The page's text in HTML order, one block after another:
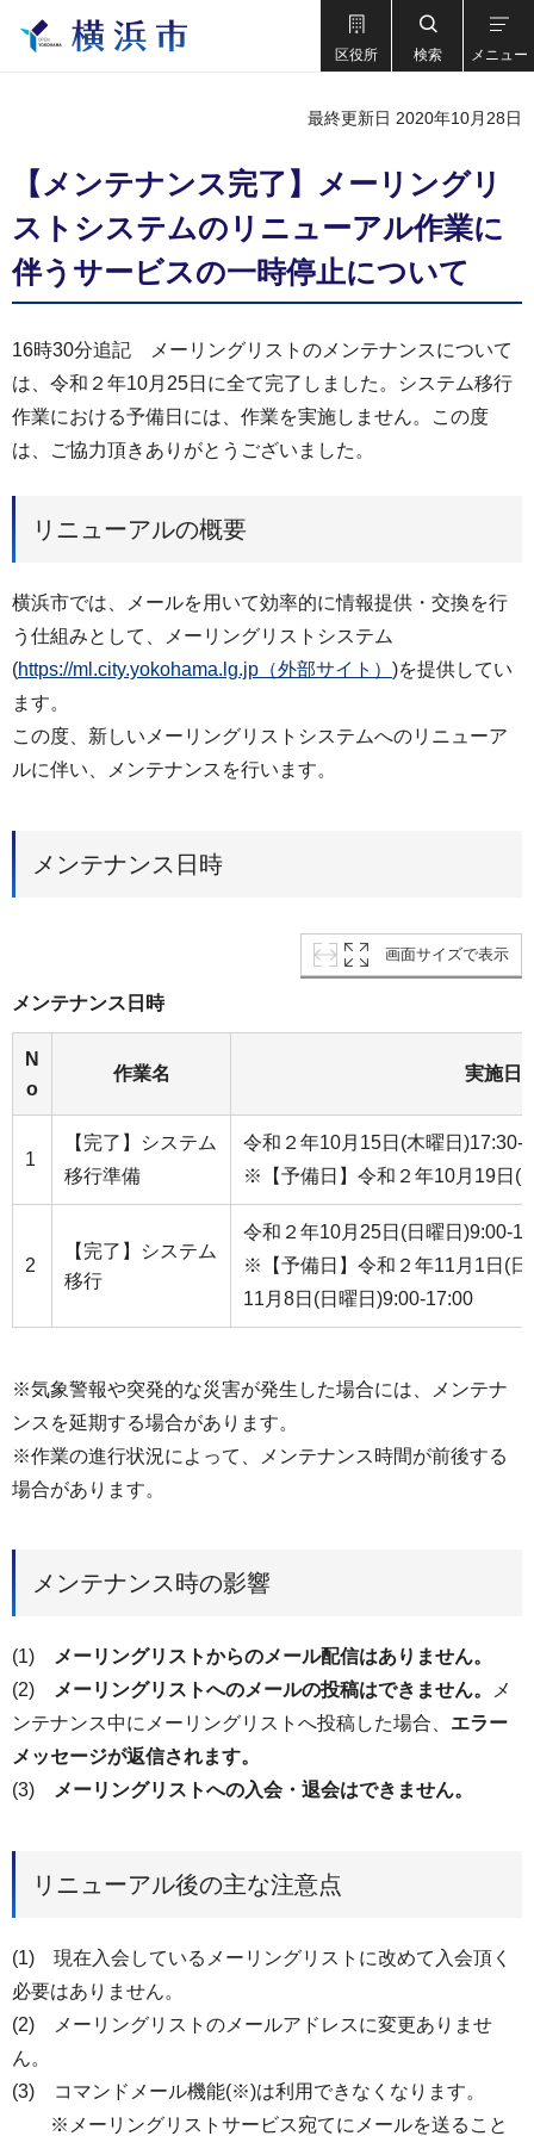
区役所 検索 メニュー
最終更新日 2020年10月28日
【メンテナンス完了】メーリングリ
ストシステムのリニューアル作業に
伴うサービスの一時停止について
16時30分追記 メーリングリストのメンテナンスについて
は、令和２年10月25日に全て完了しました。システム移行
作業における予備日には、作業を実施しません。この度
は、ご協力頂きありがとうございました。
リニューアルの概要
横浜市では、メールを用いて効率的に情報提供・交換を行
う仕組みとして、メーリングリストシステム
(https://ml.city.yokohama.lg.jp（外部サイト） )を提供してい
ます。
この度、新しいメーリングリストシステムへのリニューア
ルに伴い、メンテナンスを行います。
メンテナンス日時
画面サイズで表示
メンテナンス日時
N
o
作業名 実施日
1
【完了】システム
移行準備
令和２年10月15日(木曜日)17:30-
※【予備日】令和２年10月19日(
2
【完了】システム
移行
令和２年10月25日(日曜日)9:00-
※【予備日】令和２年11月1日(
11月8日(日曜日)9:00-17:00
※気象警報や突発的な災害が発生した場合には、メンテナ
ンスを延期する場合があります。
※作業の進行状況によって、メンテナンス時間が前後する
場合があります。
メンテナンス時の影響
(1)
メーリングリストからのメール配信はありません。
(2) メーリングリストへのメールの投稿はできません。
メ
ンテナンス中にメーリングリストへ投稿した場合、 エラー
メッセージが返信されます。
(3)
メーリングリストへの入会・退会はできません。
リニューアル後の主な注意点
(1) 現在入会しているメーリングリストに改めて入会頂く
必要はありません。
(2) メーリングリストのメールアドレスに変更ありませ
ん。
(3) コマンドメール機能(※)は利用できなくなります。
※メーリングリストサービス宛てにメールを送ること